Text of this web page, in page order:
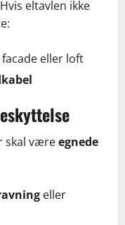
eltavlen ikke
facade eller loft
skal væreegnede
eller